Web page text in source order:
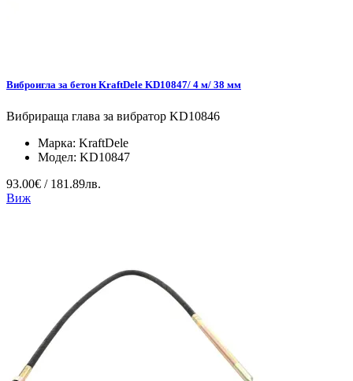
Виброигла за бетон KraftDele KD10847/ 4 м/ 38 мм
Вибрираща глава за вибратор KD10846
Марка: KraftDele
Модел: KD10847
93.00€ / 181.89лв.
Виж